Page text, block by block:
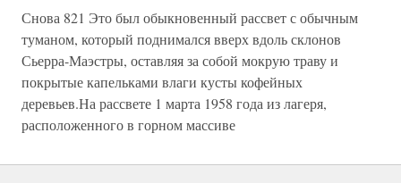
Снова 821 Это был обыкновенный рассвет с обычным
туманом, который поднимался вверх вдоль склонов
Сьерра-Маэстры, оставляя за собой мокрую траву и
покрытые капельками влаги кусты кофейных
деревьев.На рассвете 1 марта 1958 года из лагеря,
расположенного в горном массиве